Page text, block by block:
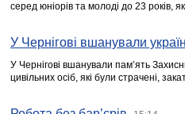
серед юніорів та молоді до 23 років,
У Чернігові вшанували
У Чернігові вшанували пам’ять
цивільних осіб, які були страчені,